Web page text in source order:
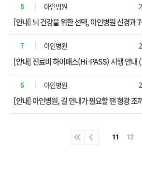
8
[안내] 뇌 건강을 위한 선택, 아인병원 신경과
아인병원
7
[안내] 진료비 하이패스(Hi-PASS) 시행 안내
아인병원
6
[안내] 아인병원, 길 안내가 필요할 땐 형광 조
길을 물어보세요!
아인병원
11 12